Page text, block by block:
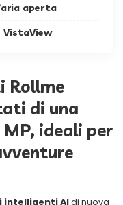
aperta
VistaView
Rollme
di una
ideali per
intelligenti AIdi nuova